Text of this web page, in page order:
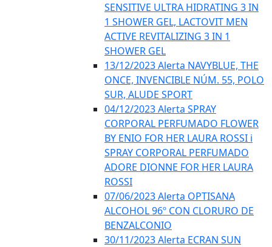
SENSITIVE ULTRA HIDRATING 3 IN
1 SHOWER GEL, LACTOVIT MEN
ACTIVE REVITALIZING 3 IN 1
SHOWER GEL
13/12/2023 Alerta NAVYBLUE, THE
ONCE, INVENCIBLE NÚM. 55, POLO
SUR, ALUDE SPORT
04/12/2023 Alerta SPRAY
CORPORAL PERFUMADO FLOWER
BY ENIO FOR HER LAURA ROSSI i
SPRAY CORPORAL PERFUMADO
ADORE DIONNE FOR HER LAURA
ROSSI
07/06/2023 Alerta OPTISANA
ALCOHOL 96º CON CLORURO DE
BENZALCONIO
30/11/2023 Alerta ECRAN SUN